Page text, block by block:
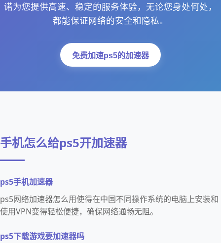
诺为您提供高速、稳定的服务体验，无论您身处何处，
都能保证网络的安全和隐私。
免费加速ps5的加速器
手机怎么给ps5开加速器
ps5手机加速器
ps5网络加速器怎么用使得在中国不同操作系统的电脑上安装和
使用VPN变得轻松便捷，确保网络通畅无阻。
ps5下载游戏要加速器吗